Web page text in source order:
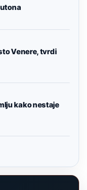
Venere, tvrdi
kako nestaje